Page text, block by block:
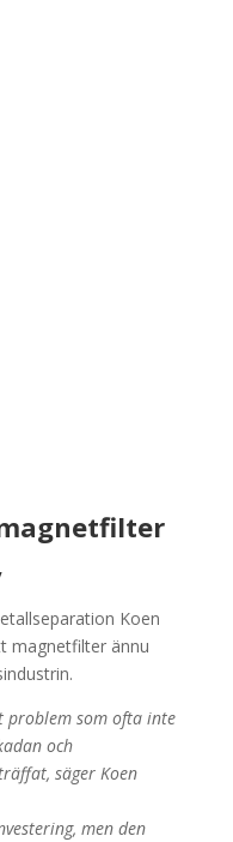
Koen
magnetfilter ännu
problem som ofta inte
och
säger Koen
men den